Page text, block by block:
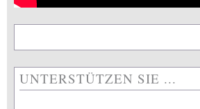
UNTERSTÜTZEN SIE ...